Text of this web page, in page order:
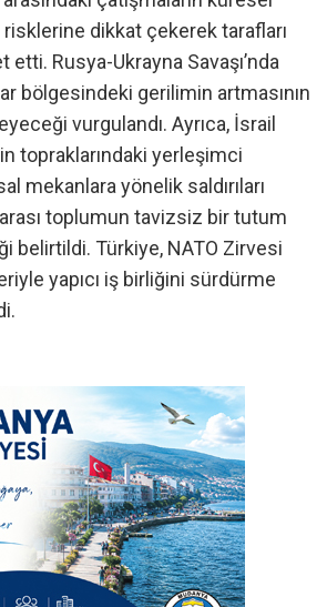
dikkat çekerek tarafları
Rusya-Ukrayna Savaşı’nda
bölgesindeki gerilimin artmasının
vurgulandı. Ayrıca, İsrail
topraklarındaki yerleşimci
mekanlara yönelik saldırıları
toplumun tavizsiz bir tutum
belirtildi. Türkiye, NATO Zirvesi
yapıcı iş birliğini sürdürme